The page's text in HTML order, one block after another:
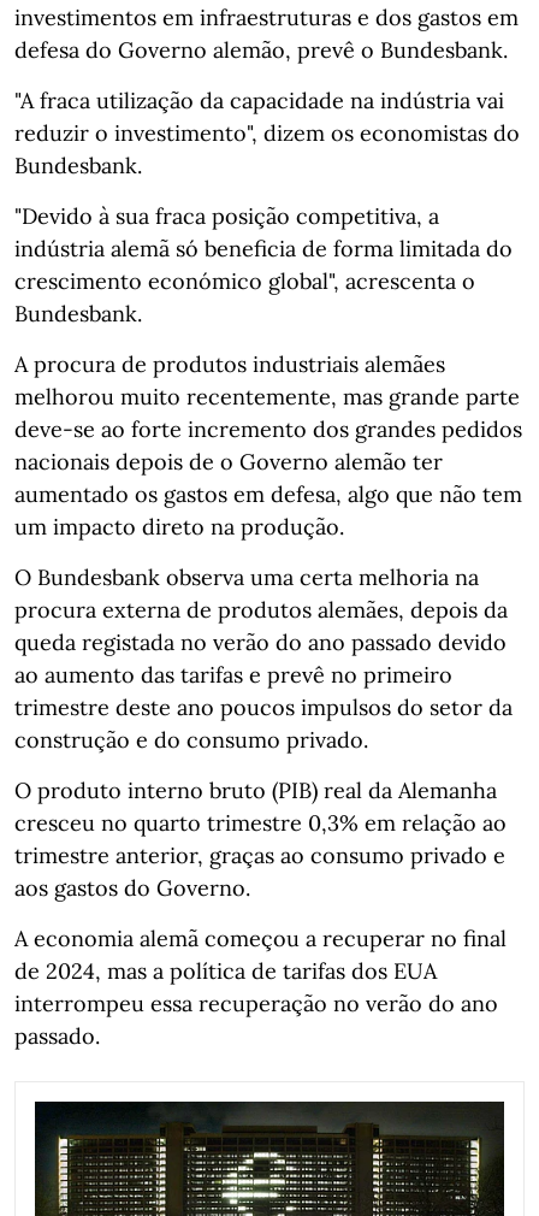
investimentos em infraestruturas e dos gastos em
defesa do Governo alemão, prevê o Bundesbank.
"A fraca utilização da capacidade na indústria vai
reduzir o investimento", dizem os economistas do
Bundesbank.
"Devido à sua fraca posição competitiva, a
indústria alemã só beneficia de forma limitada do
crescimento económico global", acrescenta o
Bundesbank.
A procura de produtos industriais alemães
melhorou muito recentemente, mas grande parte
deve-se ao forte incremento dos grandes pedidos
nacionais depois de o Governo alemão ter
aumentado os gastos em defesa, algo que não tem
um impacto direto na produção.
O Bundesbank observa uma certa melhoria na
procura externa de produtos alemães, depois da
queda registada no verão do ano passado devido
ao aumento das tarifas e prevê no primeiro
trimestre deste ano poucos impulsos do setor da
construção e do consumo privado.
O produto interno bruto (PIB) real da Alemanha
cresceu no quarto trimestre 0,3% em relação ao
trimestre anterior, graças ao consumo privado e
aos gastos do Governo.
A economia alemã começou a recuperar no final
de 2024, mas a política de tarifas dos EUA
interrompeu essa recuperação no verão do ano
passado.